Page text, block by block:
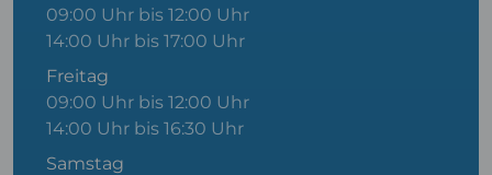
09:00 Uhr bis 12:00 Uhr
14:00 Uhr bis 17:00 Uhr
Freitag
09:00 Uhr bis 12:00 Uhr
14:00 Uhr bis 16:30 Uhr
Samstag